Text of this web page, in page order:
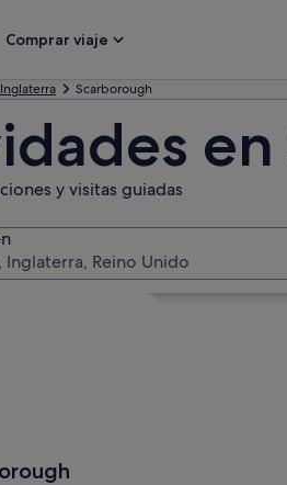
Comprar viaje
Inglaterra Scarborough
y visitas guiadas
Reino Unido